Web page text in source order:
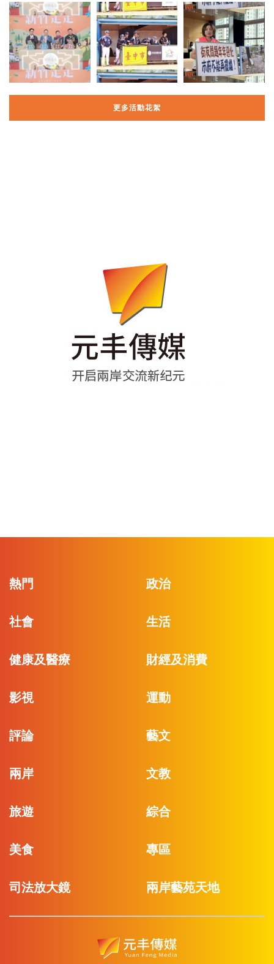
更多活動花絮
熱門 政治
社會 生活
健康及醫療 財經及消費
影視 運動
評論 藝文
兩岸 文教
旅遊 綜合
美食 專區
司法放大鏡 兩岸藝苑天地